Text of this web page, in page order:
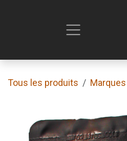
Tous les produits Marques